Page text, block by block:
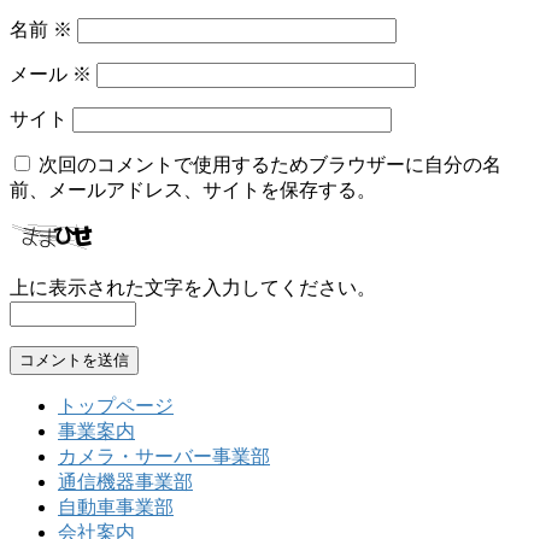
名前 ※
メール ※
サイト
次回のコメントで使用するためブラウザーに自分の名
前、メールアドレス、サイトを保存する。
上に表示された文字を入力してください。
トップページ
事業案内
カメラ・サーバー事業部
通信機器事業部
自動車事業部
会社案内